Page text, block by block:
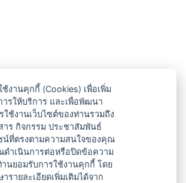
ช้งานคุกกี้ (Cookies) เพื่อเพิ่ม
รให้บริการ และเพื่อพัฒนา
ช้งานเว็บไซต์ของท่านรวมถึง
าร กิจกรรม ประชาสัมพันธ์
น์ที่ตรงตามความสนใจของคุณ
ำเนินการต่อหรือปิดข้อความ
นยอมรับการใช้งานคุกกี้ โดย
รายละเอียดเพิ่มเติมได้จาก